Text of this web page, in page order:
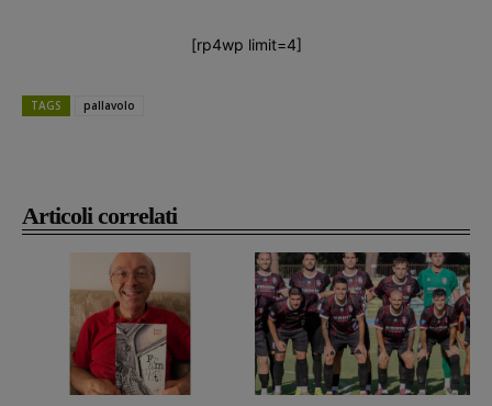
Articoli correlati
[rp4wp limit=4]
TAGS pallavolo